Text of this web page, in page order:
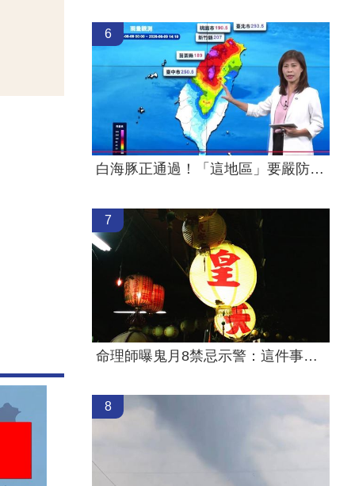
6
白海豚正通過！「這地區」要嚴防風雨威脅
7
命理師曝鬼月8禁忌示警：這件事千萬別做
8